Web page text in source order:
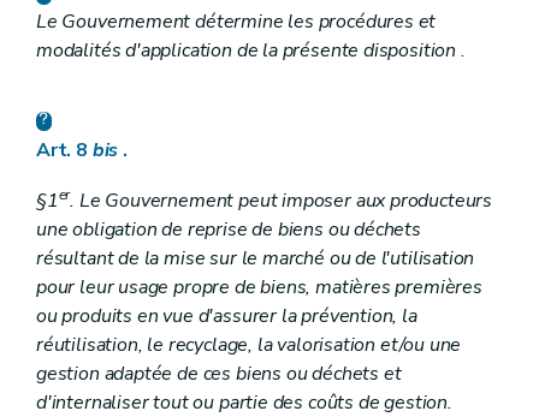
Le Gouvernement détermine les procédures et
modalités d'application de la présente disposition .
Art. 8 bis .
§1er. Le Gouvernement peut imposer aux producteurs
une obligation de reprise de biens ou déchets
résultant de la mise sur le marché ou de l'utilisation
pour leur usage propre de biens, matières premières
ou produits en vue d'assurer la prévention, la
réutilisation, le recyclage, la valorisation et/ou une
gestion adaptée de ces biens ou déchets et
d'internaliser tout ou partie des coûts de gestion.